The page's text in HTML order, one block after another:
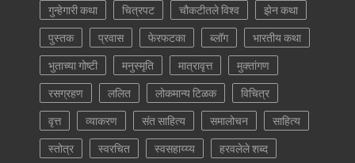
गुन्हेगारी कथा
चित्रपट चौकटीतले विश्व
झेन कथा
पुस्तक
प्रवास फेरफटका ब्लॉग
भारतीय कथा
भुताच्या गोष्टी
मनुस्मृति मात्रावृत्त
मुक्तांगण
रसग्रहण
ललित लोकमान्य टिळक
विचित्र
वृत्त
व्याकरण संत साहित्य समालोचन
साहित्य
स्तोत्र
स्वरचित स्वसहाय्य्य हरवलेले शब्द